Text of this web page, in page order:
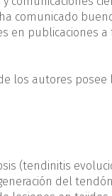
comunicado
en publicaciones a
los autores
(tendinitis
del